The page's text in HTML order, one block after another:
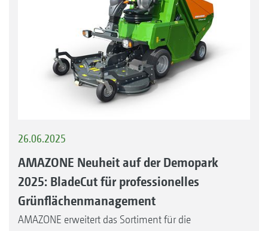
26.06.2025
AMAZONE Neuheit auf der Demopark
2025: BladeCut für professionelles
Grünflächenmanagement
AMAZONE erweitert das Sortiment für die